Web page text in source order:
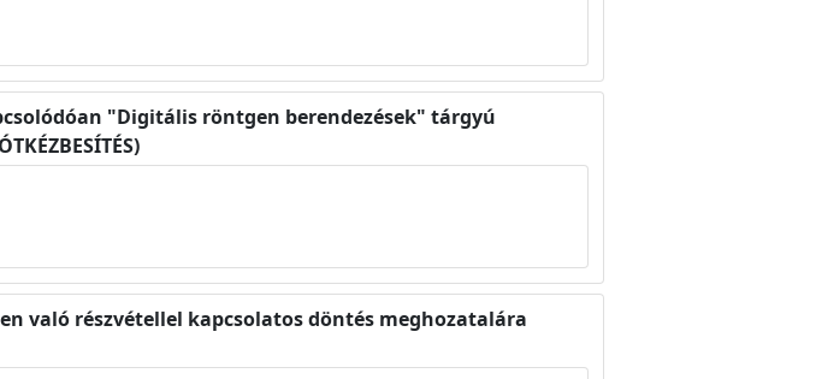
"Digitális röntgen berendezések" tárgyú
való részvétellel kapcsolatos döntés meghozatalára